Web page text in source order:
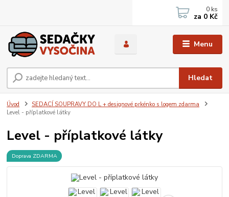
Menu
Hledat
0 ks
za 0 Kč
Úvod
SEDACÍ SOUPRAVY DO L + designové prkénko s logem zdarma
Level - příplatkové látky
Level - příplatkové látky
Doprava ZDARMA